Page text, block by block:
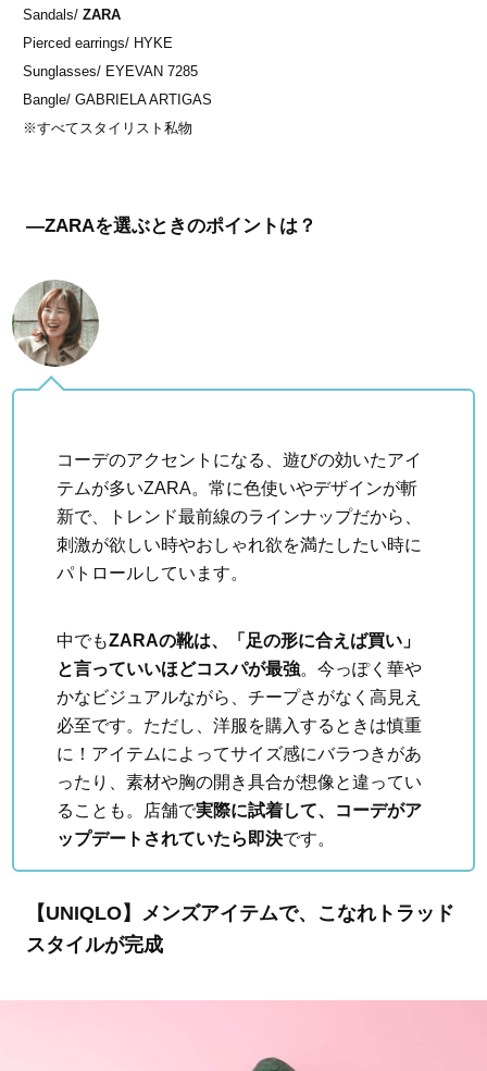
Sandals/ZARA
Pierced earrings/ HYKE
Sunglasses/ EYEVAN 7285
Bangle/ GABRIELA ARTIGAS
※すべてスタイリスト私物
―ZARAを選ぶときのポイントは？
コーデのアクセントになる、遊びの効いたアイ
テムが多いZARA。常に色使いやデザインが斬
新で、トレンド最前線のラインナップだから、
刺激が欲しい時やおしゃれ欲を満たしたい時に
パトロールしています。
中でもZARAの靴は、「足の形に合えば買い」
と言っていいほどコスパが最強。今っぽく華や
かなビジュアルながら、チープさがなく高見え
必至です。ただし、洋服を購入するときは慎重
に！アイテムによってサイズ感にバラつきがあ
ったり、素材や胸の開き具合が想像と違ってい
ることも。店舗で実際に試着して、コーデがア
ップデートされていたら即決です。
【UNIQLO】メンズアイテムで、こなれトラッド
スタイルが完成